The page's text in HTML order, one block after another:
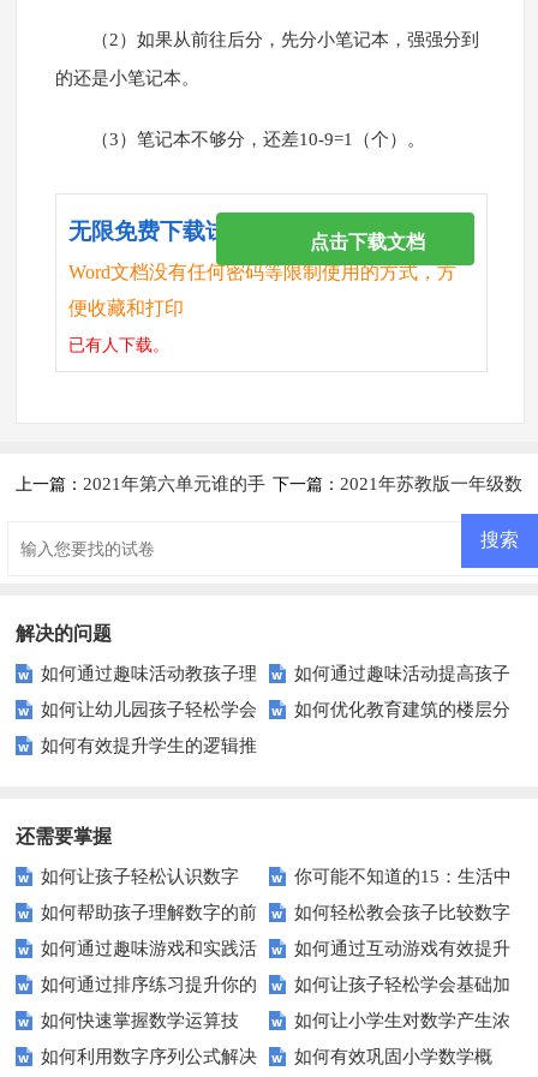
（2）如果从前往后分，先分小笔记本，强强分到
的还是小笔记本。
（3）笔记本不够分，还差10-9=1（个）。
无限免费下载试卷
Word文档没有任何密码等限制使用的方式，方
便收藏和打印
已有人下载。
点击下载文档
上一篇： 2021年第六单元谁的手
(难题)【青岛版】
下一篇： 2021年苏教版一年级数
解决的问题
如何通过趣味活动教孩子理
解上下前后的位置关系？
如何通过趣味活动提高孩子
的左右方位词理解？
如何让幼儿园孩子轻松学会
按颜色排列物体？
如何优化教育建筑的楼层分
如何有效提升学生的逻辑推
还需要掌握
如何让孩子轻松认识数字
15？这些方法太实用了！
你可能不知道的15：生活中
隐藏的数学秘密？
如何帮助孩子理解数字的前
后顺序？
如何轻松教会孩子比较数字
大小？这些建议或许有帮助！
如何通过趣味游戏和实践活
动让孩子轻松掌握数字顺序？
如何通过互动游戏有效提升
孩子的数字识别能力？
如何通过排序练习提升你的
逻辑思维能力？
如何让孩子轻松学会基础加
减法？家长必看的实用技巧！
如何快速掌握数学运算技
巧？四则运算实战指南
如何让小学生对数学产生浓
厚兴趣？趣味数学活动大揭秘！
如何利用数字序列公式解决
如何有效巩固小学数学概